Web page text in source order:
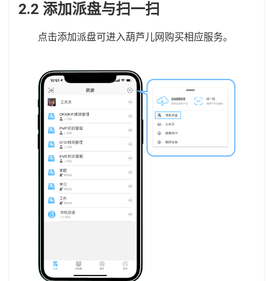
2.2 添加派盘与扫一扫
点击添加派盘可进入葫芦儿网购买相应服务。